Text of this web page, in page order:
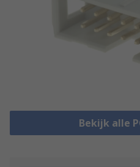
Bekijk alle